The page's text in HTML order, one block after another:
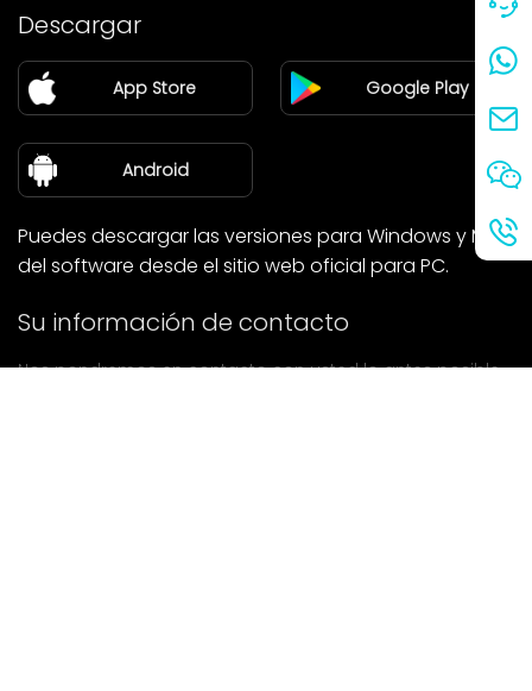
Pareja
Blog
sobre nosotros
Descargar
App Store Google Play
Android
Puedes descargar las versiones para Windows y Mac
del software desde el sitio web oficial para PC.
Su información de contacto
Nos pondremos en contacto con usted lo antes posible.